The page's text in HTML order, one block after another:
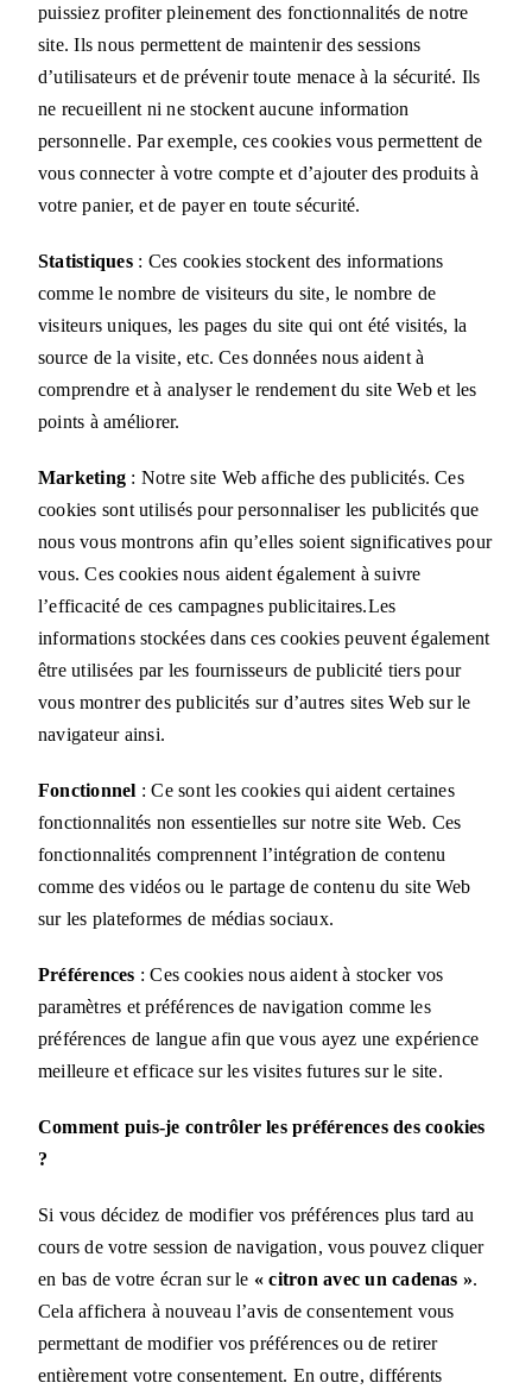
puissiez profiter pleinement des fonctionnalités de notre
site. Ils nous permettent de maintenir des sessions
d’utilisateurs et de prévenir toute menace à la sécurité. Ils
ne recueillent ni ne stockent aucune information
personnelle. Par exemple, ces cookies vous permettent de
vous connecter à votre compte et d’ajouter des produits à
votre panier, et de payer en toute sécurité.
Statistiques: Ces cookies stockent des informations
comme le nombre de visiteurs du site, le nombre de
visiteurs uniques, les pages du site qui ont été visités, la
source de la visite, etc. Ces données nous aident à
comprendre et à analyser le rendement du site Web et les
points à améliorer.
Marketing : Notre site Web affiche des publicités. Ces
cookies sont utilisés pour personnaliser les publicités que
nous vous montrons afin qu’elles soient significatives pour
vous. Ces cookies nous aident également à suivre
l’efficacité de ces campagnes publicitaires.Les
informations stockées dans ces cookies peuvent également
être utilisées par les fournisseurs de publicité tiers pour
vous montrer des publicités sur d’autres sites Web sur le
navigateur ainsi.
Fonctionnel : Ce sont les cookies qui aident certaines
fonctionnalités non essentielles sur notre site Web. Ces
fonctionnalités comprennent l’intégration de contenu
comme des vidéos ou le partage de contenu du site Web
sur les plateformes de médias sociaux.
Préférences : Ces cookies nous aident à stocker vos
paramètres et préférences de navigation comme les
préférences de langue afin que vous ayez une expérience
meilleure et efficace sur les visites futures sur le site.
Comment puis-je contrôler les préférences des cookies
?
Si vous décidez de modifier vos préférences plus tard au
cours de votre session de navigation, vous pouvez cliquer
en bas de votre écran sur le « citron avec un cadenas ».
Cela affichera à nouveau l’avis de consentement vous
permettant de modifier vos préférences ou de retirer
entièrement votre consentement. En outre, différents